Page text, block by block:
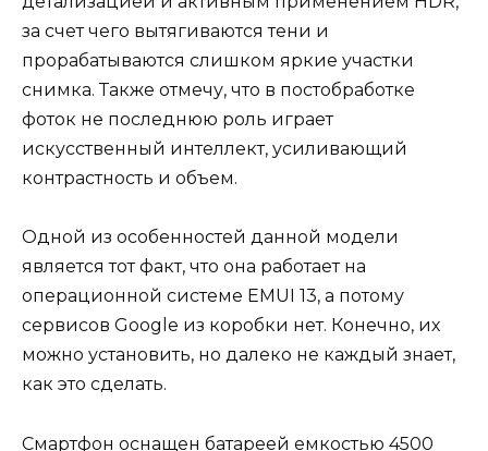
за счет чего вытягиваются тени и
прорабатываются слишком яркие участки
снимка. Также отмечу, что в постобработке
фоток не последнюю роль играет
искусственный интеллект, усиливающий
контрастность и объем.
Одной из особенностей данной модели
является тот факт, что она работает на
операционной системе EMUI 13, а потому
сервисов Google из коробки нет. Конечно, их
можно установить, но далеко не каждый знает,
как это сделать.
Смартфон оснащен батареей емкостью 4500